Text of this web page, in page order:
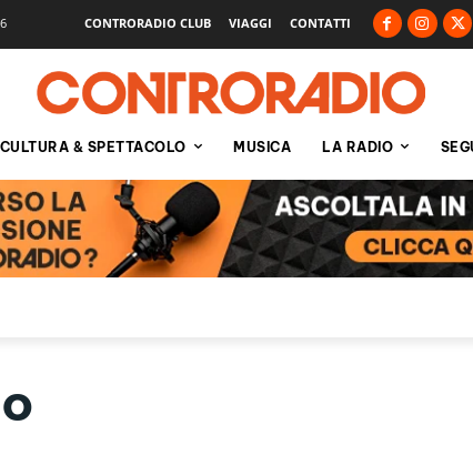
CONTRORADIO CLUB VIAGGI CONTATTI
CULTURA & SPETTACOLO MUSICA LA RADIO